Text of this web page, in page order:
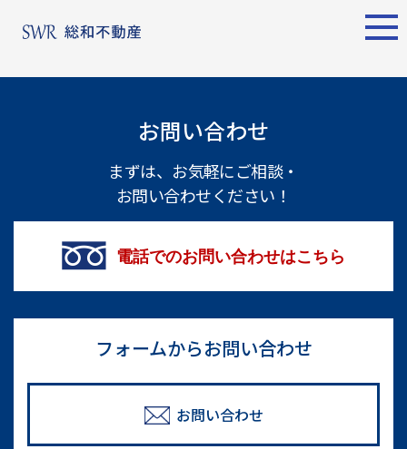
名古屋エリア
物件検索
物件一覧
物件検索
エリア別
名古屋エリア
不動産売却
について
購入希望者
情報一覧
東京エリア
不動産売却
情報一覧
売却サポート
シーンごとの売却
売り方のメリット・デメ
売却実績
戸建てを高く売るための
ポイント
土地を高く売るためのポ
イント
マンションを高く売るた
めのポイント
お問い合わせ
まずは、お気軽にご相談・
お問い合わせください！
電話でのお問い合わせはこちら
フォームからお問い合わせ
お問い合わせ